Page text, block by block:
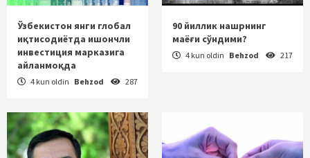
Ўзбекистон янги глобал
иқтисодиётда ишончли
инвестиция марказига
айланмоқда
4 kun oldin Behzod 287
90 йиллик нашрнинг
маёғи сўндими?
4 kun oldin Behzod 217